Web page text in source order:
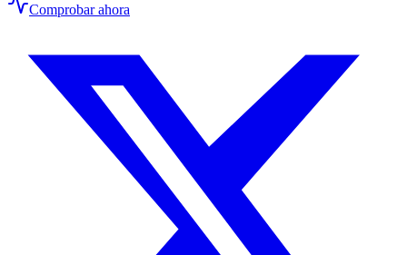
Comprobar ahora